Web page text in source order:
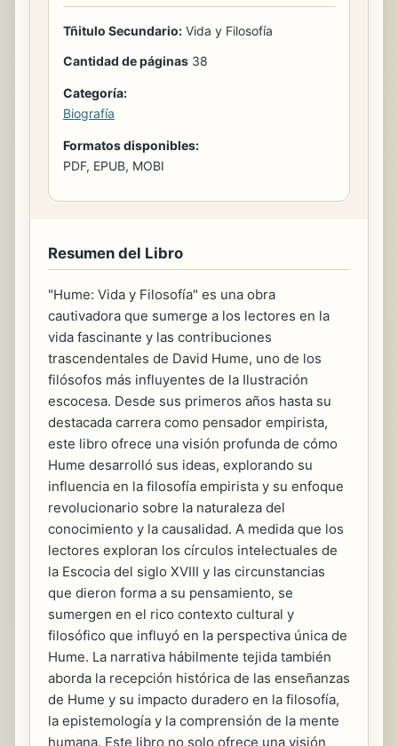
Tñitulo Secundario: Vida y Filosofía
Cantidad de páginas 38
Categoría:
Biografía
Formatos disponibles:
PDF, EPUB, MOBI
Resumen del Libro
"Hume: Vida y Filosofía" es una obra
cautivadora que sumerge a los lectores en la
vida fascinante y las contribuciones
trascendentales de David Hume, uno de los
filósofos más influyentes de la Ilustración
escocesa. Desde sus primeros años hasta su
destacada carrera como pensador empirista,
este libro ofrece una visión profunda de cómo
Hume desarrolló sus ideas, explorando su
influencia en la filosofía empirista y su enfoque
revolucionario sobre la naturaleza del
conocimiento y la causalidad. A medida que los
lectores exploran los círculos intelectuales de
la Escocia del siglo XVIII y las circunstancias
que dieron forma a su pensamiento, se
sumergen en el rico contexto cultural y
filosófico que influyó en la perspectiva única de
Hume. La narrativa hábilmente tejida también
aborda la recepción histórica de las enseñanzas
de Hume y su impacto duradero en la filosofía,
la epistemología y la comprensión de la mente
humana. Este libro no solo ofrece una visión